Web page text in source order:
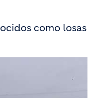
como losas